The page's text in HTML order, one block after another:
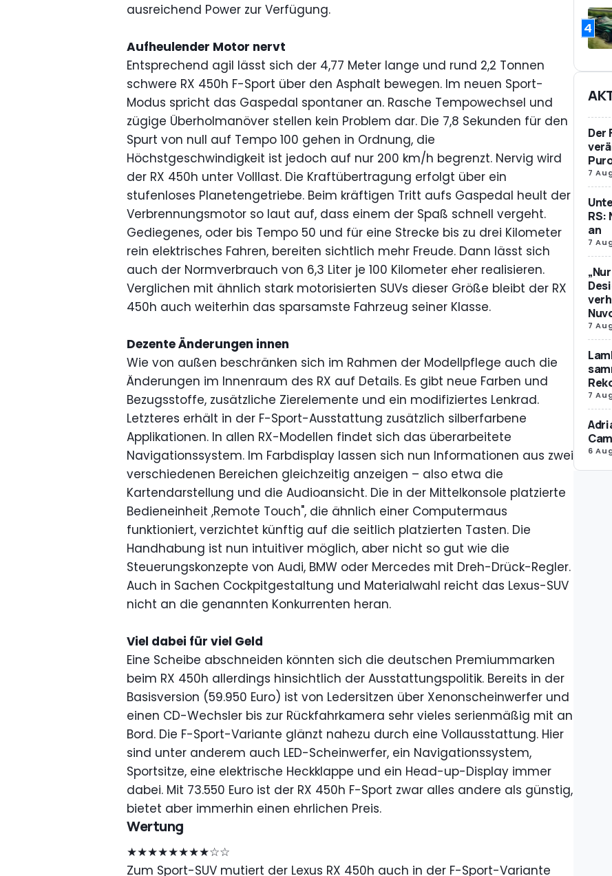
ausreichend Power zur Verfügung.
Aufheulender Motor nervt
Entsprechend agil lässt sich der 4,77 Meter lange und rund 2,2 Tonnen
schwere RX 450h F-Sport über den Asphalt bewegen. Im neuen Sport-
Modus spricht das Gaspedal spontaner an. Rasche Tempowechsel und
zügige Überholmanöver stellen kein Problem dar. Die 7,8 Sekunden für den
Spurt von null auf Tempo 100 gehen in Ordnung, die
Höchstgeschwindigkeit ist jedoch auf nur 200 km/h begrenzt. Nervig wird
der RX 450h unter Volllast. Die Kraftübertragung erfolgt über ein
stufenloses Planetengetriebe. Beim kräftigen Tritt aufs Gaspedal heult der
Verbrennungsmotor so laut auf, dass einem der Spaß schnell vergeht.
Gediegenes, oder bis Tempo 50 und für eine Strecke bis zu drei Kilometer
rein elektrisches Fahren, bereiten sichtlich mehr Freude. Dann lässt sich
auch der Normverbrauch von 6,3 Liter je 100 Kilometer eher realisieren.
Verglichen mit ähnlich stark motorisierten SUVs dieser Größe bleibt der RX
450h auch weiterhin das sparsamste Fahrzeug seiner Klasse.
Dezente Änderungen innen
Wie von außen beschränken sich im Rahmen der Modellpflege auch die
Änderungen im Innenraum des RX auf Details. Es gibt neue Farben und
Bezugsstoffe, zusätzliche Zierelemente und ein modifiziertes Lenkrad.
Letzteres erhält in der F-Sport-Ausstattung zusätzlich silberfarbene
Applikationen. In allen RX-Modellen findet sich das überarbeitete
Navigationssystem. Im Farbdisplay lassen sich nun Informationen aus zwei
verschiedenen Bereichen gleichzeitig anzeigen – also etwa die
Kartendarstellung und die Audioansicht. Die in der Mittelkonsole platzierte
Bedieneinheit ,Remote Touch", die ähnlich einer Computermaus
funktioniert, verzichtet künftig auf die seitlich platzierten Tasten. Die
Handhabung ist nun intuitiver möglich, aber nicht so gut wie die
Steuerungskonzepte von Audi, BMW oder Mercedes mit Dreh-Drück-Regler.
Auch in Sachen Cockpitgestaltung und Materialwahl reicht das Lexus-SUV
nicht an die genannten Konkurrenten heran.
Viel dabei für viel Geld
Eine Scheibe abschneiden könnten sich die deutschen Premiummarken
beim RX 450h allerdings hinsichtlich der Ausstattungspolitik. Bereits in der
Basisversion (59.950 Euro) ist von Ledersitzen über Xenonscheinwerfer und
einen CD-Wechsler bis zur Rückfahrkamera sehr vieles serienmäßig mit an
Bord. Die F-Sport-Variante glänzt nahezu durch eine Vollausstattung. Hier
sind unter anderem auch LED-Scheinwerfer, ein Navigationssystem,
Sportsitze, eine elektrische Heckklappe und ein Head-up-Display immer
dabei. Mit 73.550 Euro ist der RX 450h F-Sport zwar alles andere als günstig,
bietet aber immerhin einen ehrlichen Preis.
Wertung
★★★★★★★★☆☆
Zum Sport-SUV mutiert der Lexus RX 450h auch in der F-Sport-Variante
4
Der
7
RS:
an
7
7
7
6